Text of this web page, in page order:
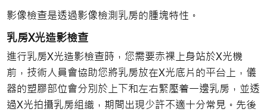
影像檢查是透過影像檢測乳房的腫塊特性。
乳房X光造影檢查
進行乳房X光造影檢查時，您需要赤裸上身站於X光機
前，技術人員會協助您將乳房放在X光底片的平台上，儀
器的塑膠部位會分別於上下和左右緊壓着一邊乳房，並透
過X光拍攝乳房組織，期間出現少許不適十分常見。先後